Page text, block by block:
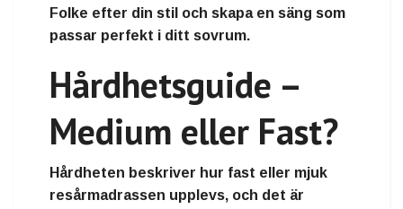
Folke efter din stil och skapa en säng som
passar perfekt i ditt sovrum.
Hårdhetsguide –
Medium eller Fast?
Hårdheten beskriver hur fast eller mjuk
resårmadrassen upplevs, och det är